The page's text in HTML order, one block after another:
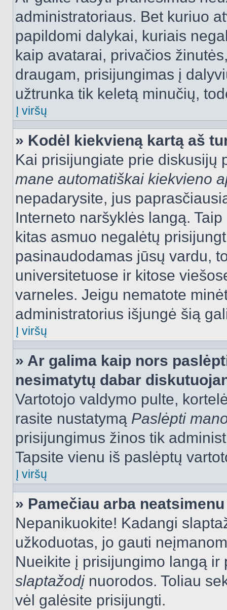
administratoriaus. Bet kuriuo
papildomi dalykai, kuriais
kaip avatarai, privačios
draugam, prisijungimas į
užtrunka tik keletą minučių,
Į viršų
» Kodėl kiekvieną kartą aš
Kai prisijungiate prie diskusijų
mane automatiškai kiekvieno
nepadarysite, jus
Interneto naršyklės langą.
kitas asmuo negalėtų
pasinaudodamas jūsų vardu,
universitetuose ir kitose
varneles. Jeigu nematote
administratorius išjungė šią
Į viršų
» Ar galima kaip nors
nesimatytų dabar
Vartotojo valdymo pulte,
rasite nustatymą Paslėpti
prisijungimus žinos tik
Tapsite vienu iš paslėptų
Į viršų
» Pamečiau arba
Nepanikuokite! Kadangi
užkoduotas, jo gauti
Nueikite į prisijungimo langą
slaptažodįnuorodos. Toliau
vėl galėsite prisijungti.